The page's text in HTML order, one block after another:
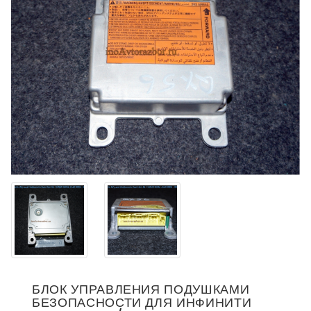
БЛОК УПРАВЛЕНИЯ ПОДУШКАМИ
БЕЗОПАСНОСТИ ДЛЯ ИНФИНИТИ